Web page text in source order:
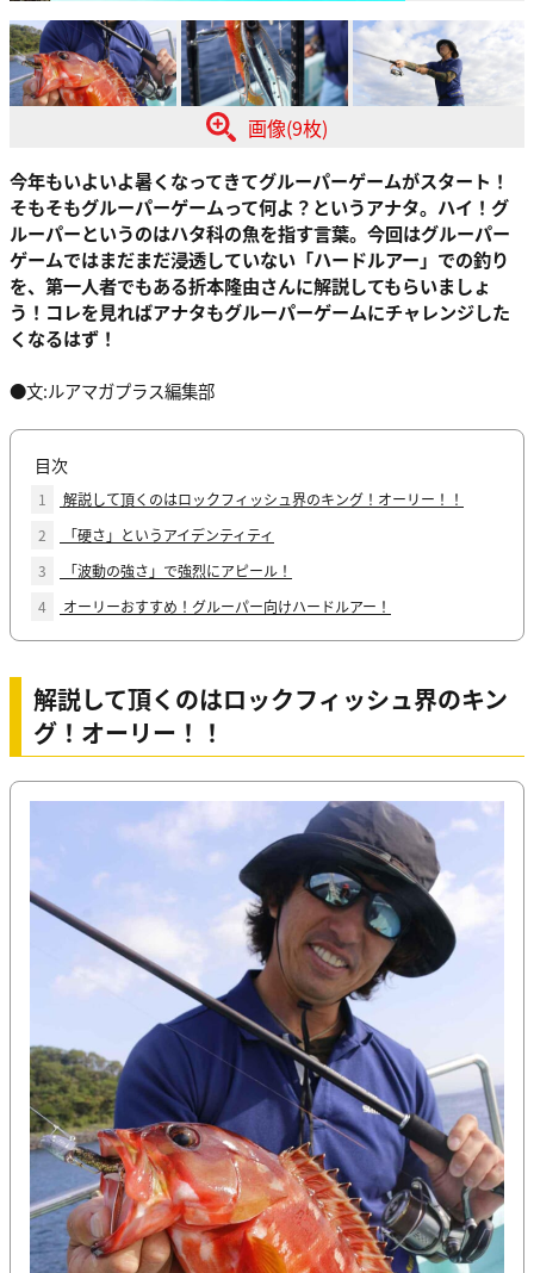
画像(9枚)
今年もいよいよ暑くなってきてグルーパーゲームがスタート！
そもそもグルーパーゲームって何よ？というアナタ。ハイ！ グ
ルーパーというのはハタ科の魚を指す言葉。今回はグルーパー
ゲームではまだまだ浸透していない「ハードルアー」での釣り
を、第一人者でもある折本隆由さんに解説してもらいましょ
う！コレを見ればアナタもグルーパーゲームにチャレンジした
くなるはず！
●文:ルアマガプラス編集部
目次
1
解説して頂くのはロックフィッシュ界のキング！オーリー！！
2
「硬さ」というアイデンティティ
3
「波動の強さ」で強烈にアピール！
4
オーリーおすすめ！グルーパー向けハードルアー！
解説して頂くのはロックフィッシュ界のキン
グ！オーリー！！